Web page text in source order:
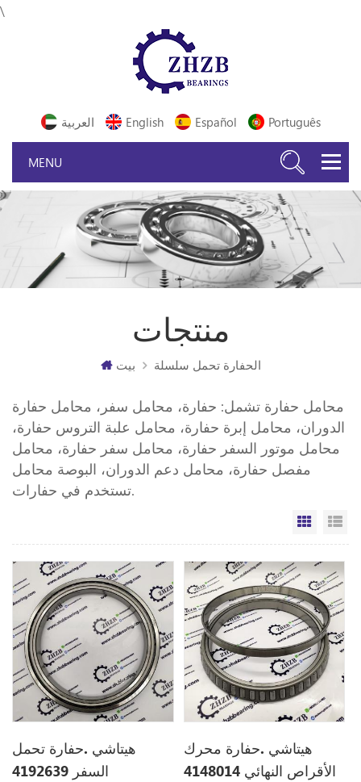
\
العربية English Español Português
منتجات
بيت الحفارة تحمل سلسلة
محامل حفارة تشمل: حفارة، محامل سفر، محامل حفارة
الدوران، محامل إبرة حفارة، محامل علبة التروس حفارة،
محامل موتور السفر حفارة، محامل سفر حفارة، محامل
مفصل حفارة، محامل دعم الدوران، البوصة محامل
تستخدم في حفارات.
هيتاشي .حفارة تحمل
السفر 4192639
هيتاشي .حفارة محرك
الأقراص النهائي 4148014